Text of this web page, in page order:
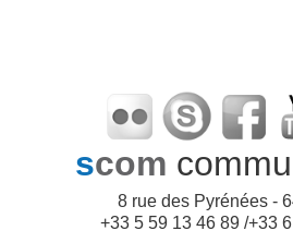
scom
8 rue des Pyrénées -
+33 5 59 13 46 89 /+33